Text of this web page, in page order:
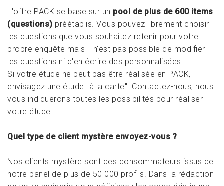
L'offre PACK se base sur un pool de plus de 600 items
(questions) préétablis. Vous pouvez librement choisir
les questions que vous souhaitez retenir pour votre
propre enquête mais il n'est pas possible de modifier
les questions ni d'en écrire des personnalisées.
Si votre étude ne peut pas être réalisée en PACK,
envisagez une étude "à la carte". Contactez-nous, nous
vous indiquerons toutes les possibilités pour réaliser
votre étude.
Quel type de client mystère envoyez-vous ?
Nos clients mystère sont des consommateurs issus de
notre panel de plus de 50 000 profils. Dans la rédaction